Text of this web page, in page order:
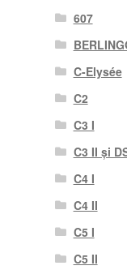
607
C-Elysée
C2
C3 I
C3 II și
C4 I
C4 II
C5 I
C5 II